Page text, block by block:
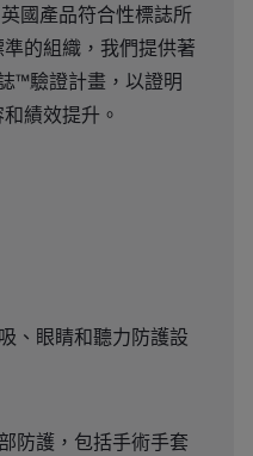
國產品符合性標誌所
的組織，我們提供著
™驗證計畫，以證明
績效提升。
、眼睛和聽力防護設
防護，包括手術手套